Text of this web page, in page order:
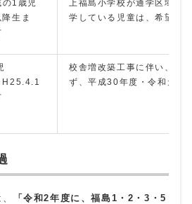
1歳児
生ま
上福島小学校が通学区域と
学している児童は、希望す
H25.4.1
校舎増改築工事に伴い、平
ず、平成30年度・令和元年
「令和2年度に、福島1・2・3・5